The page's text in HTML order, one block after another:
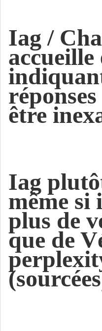
Iag /
accueille
être
Iag
même si
plus de
que de